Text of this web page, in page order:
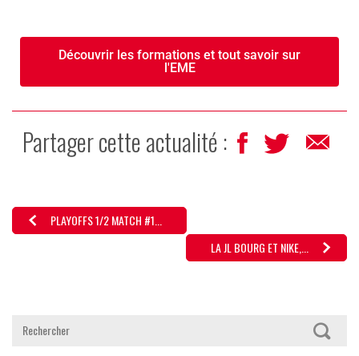
Découvrir les formations et tout savoir sur
l'EME
Partager cette actualité :
PLAYOFFS 1/2 MATCH #1...
LA JL BOURG ET NIKE,...